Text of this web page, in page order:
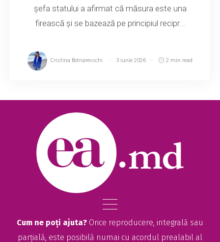
șefa statului a afirmat că măsura este una
firească și se bazează pe principiul recipr...
Cristina Botnarevschi 3 iunie 2026 2 min read
Cum ne poți ajuta? Orice reproducere, integrală sau
parțială, este posibilă numai cu acordul prealabil al